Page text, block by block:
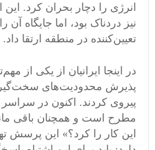
انرژی را دچار بحران کرد. این
نیز دردناک بود، اما جایگاه آن
تعیین‌کننده در منطقه ارتقا داد.
در اینجا ایرانیان از یکی از
پذیرش محدودیت‌های
پیروی کردند. اکنون در
مطرح است و همچنان باقی
این کار را کرد؟» این پرسش